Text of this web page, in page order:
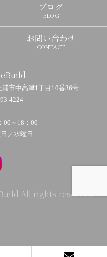
ブログ
BLOG
お問い合わせ
CONTACT
市中高津1丁目10番36号
4224
00～18：00
／水曜日
All rights reserved.